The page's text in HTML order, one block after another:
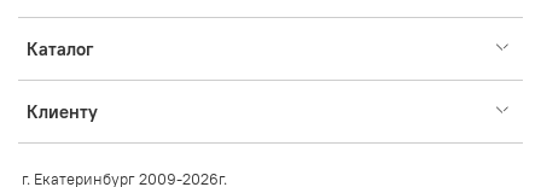
Каталог
Клиенту
г. Екатеринбург 2009-2026г.